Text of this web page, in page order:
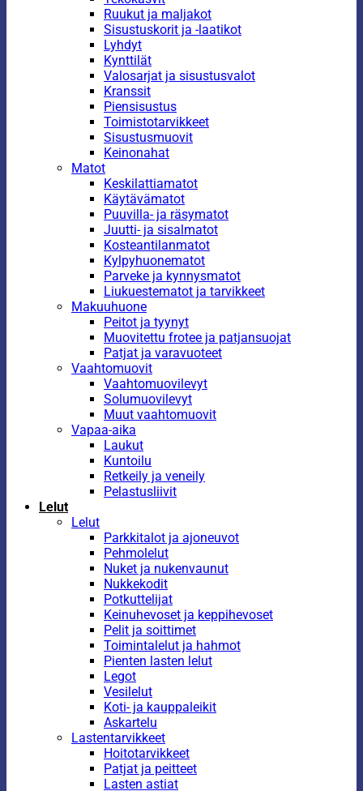
Ruukut ja maljakot
Sisustuskorit ja -laatikot
Lyhdyt
Kynttilät
Valosarjat ja sisustusvalot
Kranssit
Piensisustus
Toimistotarvikkeet
Sisustusmuovit
Keinonahat
Matot
Keskilattiamatot
Käytävämatot
Puuvilla- ja räsymatot
Juutti- ja sisalmatot
Kosteantilanmatot
Kylpyhuonematot
Parveke ja kynnysmatot
Liukuestematot ja tarvikkeet
Makuuhuone
Peitot ja tyynyt
Muovitettu frotee ja patjansuojat
Patjat ja varavuoteet
Vaahtomuovit
Vaahtomuovilevyt
Solumuovilevyt
Muut vaahtomuovit
Vapaa-aika
Laukut
Kuntoilu
Retkeily ja veneily
Pelastusliivit
Lelut
Lelut
Parkkitalot ja ajoneuvot
Pehmolelut
Nuket ja nukenvaunut
Nukkekodit
Potkuttelijat
Keinuhevoset ja keppihevoset
Pelit ja soittimet
Toimintalelut ja hahmot
Pienten lasten lelut
Legot
Vesilelut
Koti- ja kauppaleikit
Askartelu
Lastentarvikkeet
Hoitotarvikkeet
Patjat ja peitteet
Lasten astiat